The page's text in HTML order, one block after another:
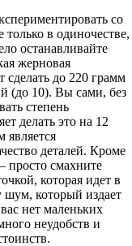
со
в одиночестве,
останавливайте
жерновая
сделать до 220 грамм
(до 10). Вы сами, без
степень
делать это на 12
деталей. Кроме
просто смахните
которая идет в
шум, который издает
нет маленьких
неудобств и